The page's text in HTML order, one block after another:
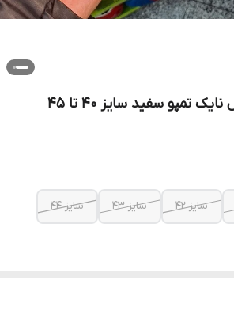
کتونی استوک فوتبال نایک تمپو سفید سایز ۴۰ تا ۴۵
سایز ۴۲ سایز ۴۳ سایز ۴۴